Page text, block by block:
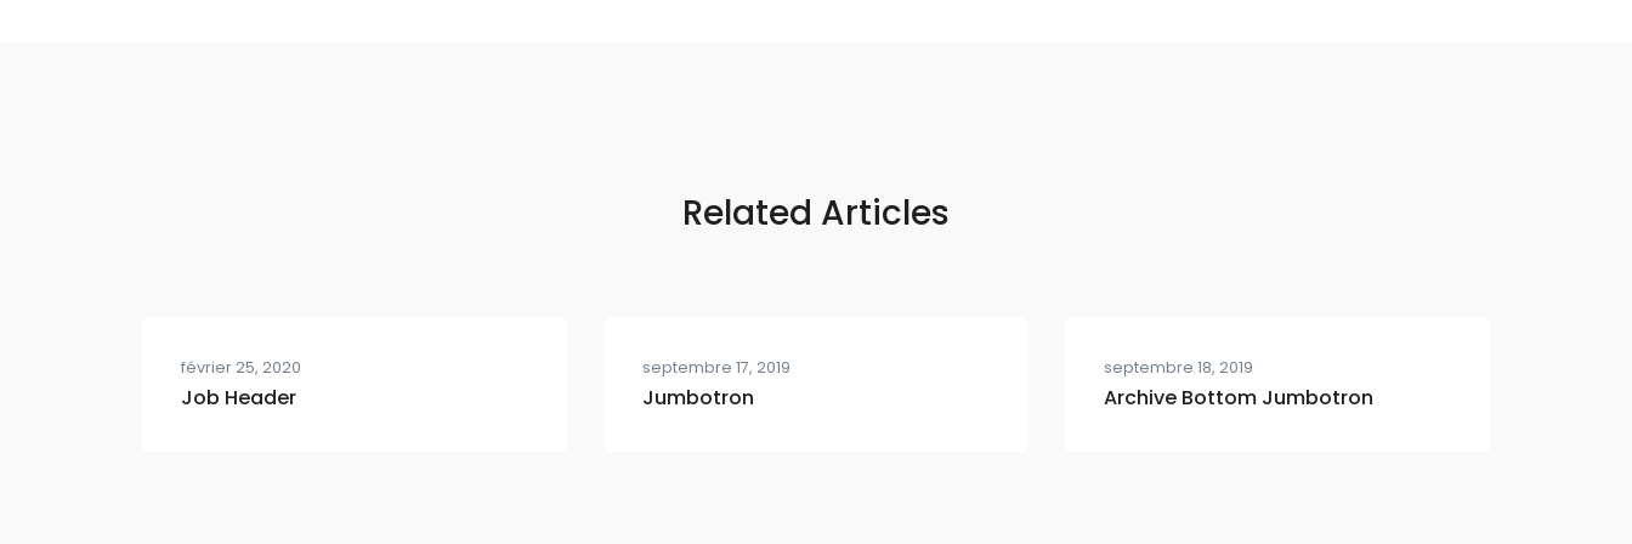
Related Articles
février 25, 2020
Job Header
septembre 17, 2019
Jumbotron
septembre 18, 2019
Archive Bottom Jumbotron